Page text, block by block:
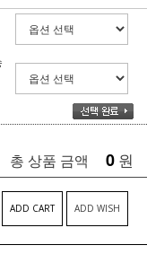
총 상품 금액 0 원
ADD CART ADD WISH